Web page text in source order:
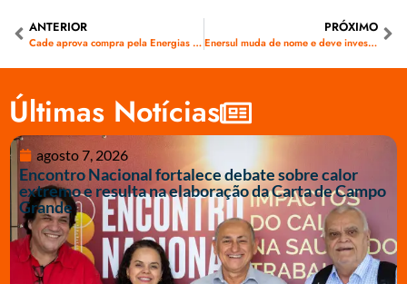
ANTERIOR
Cade aprova compra pela Energias do Brasil de fatia da Eneva
PRÓXIMO
Enersul muda de nome e deve investir R$ 229,8 milhões em MS neste ano
Últimas Notícias
agosto 7, 2026
Encontro Nacional fortalece debate sobre calor
extremo e resulta na elaboração da Carta de Campo
Grande